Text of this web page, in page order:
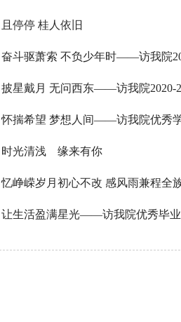
且停停 桂人依旧
奋斗驱萧索 不负少年时——访我院
披星戴月 无问西东——访我院2020-
怀揣希望 梦想人间——访我院优秀
时光清浅 缘来有你
忆峥嵘岁月初心不改 感风雨兼程全
让生活盈满星光——访我院优秀毕